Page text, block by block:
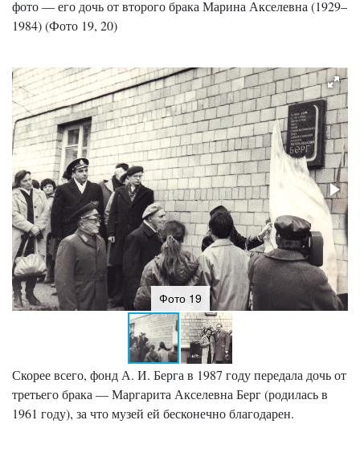
фото — его дочь от второго брака Марина Акселевна (1929–
1984) (Фото 19, 20)
Фото 19
Скорее всего, фонд А. И. Берга в 1987 году передала дочь от
третьего брака — Маргарита Акселевна Берг (родилась в
1961 году), за что музей ей бесконечно благодарен.